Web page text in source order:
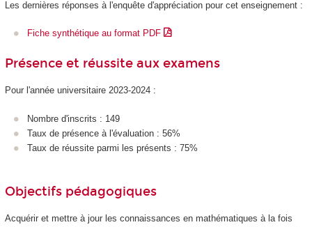
Les dernières réponses à l'enquête d'appréciation pour cet enseignement :
Fiche synthétique au format PDF
Présence et réussite aux examens
Pour l'année universitaire 2023-2024 :
Nombre d'inscrits : 149
Taux de présence à l'évaluation : 56%
Taux de réussite parmi les présents : 75%
Objectifs pédagogiques
Acquérir et mettre à jour les connaissances en mathématiques à la fois